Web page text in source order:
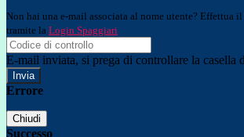
Non hai una e-mail associata al nome utente? Effettua il
tramite la Login Spaggiari
E-mail inviata, si prega di controllare la casella
Errore
Chiudi
Successo